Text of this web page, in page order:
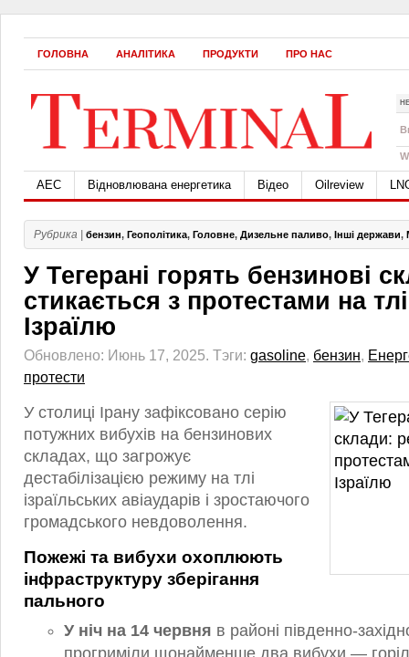
ГОЛОВНА АНАЛІТИКА ПРОДУКТИ ПРО НАС
АЕС Відновлювана енергетика Відео Oilreview
Рубрика | бензин, Геополітика, Головне, Дизельне паливо, Інші держави,
У Тегерані горять бензинові
стикається з протестами на
Ізраїлю
Обновлено: Июнь 17, 2025. Тэги: gasoline, бензин,
протести
У столиці Ірану зафіксовано серію
потужних вибухів на бензинових
складах, що загрожує
дестабілізацією режиму на тлі
ізраїльських авіаударів і зростаючого
громадського невдоволення.
Пожежі та вибухи охоплюють
інфраструктуру зберігання
пального
У ніч на 14 червня в районі південно-
прогриміли щонайменше два вибухи —